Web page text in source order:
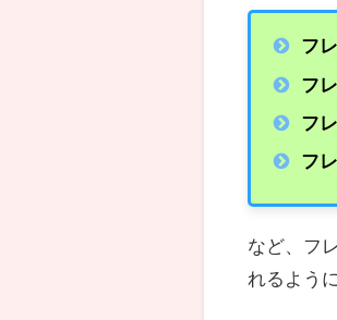
フ
フ
フ
フ
など、フ
れるよう